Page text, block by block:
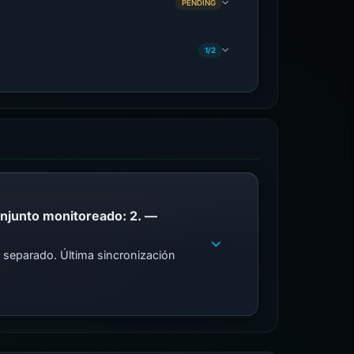
PENDING
1/2
PhishDestroy enumera este dominio; Coincidencias de la lista de bloqueo pública en el conjunto monitoreado: 2. —
Última sincronización